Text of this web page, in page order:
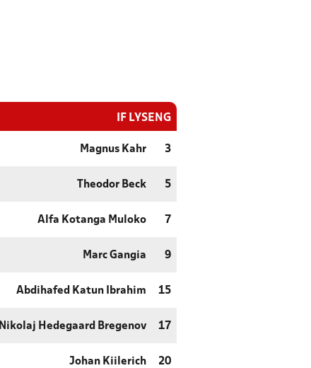
IF LYSENG
Magnus Kahr 3
Theodor Beck 5
Alfa Kotanga Muloko 7
Marc Gangia 9
Abdihafed Katun Ibrahim 15
Nikolaj Hedegaard Bregenov 17
Johan Kiilerich 20